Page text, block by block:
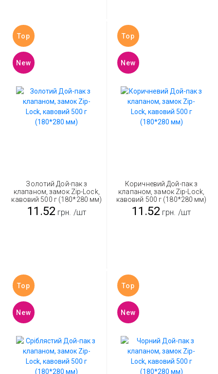
Top
New
Золотий Дой-пак з
клапаном, замок Zip-Lock,
кавовий 500 г (180*280 мм)
11.52 грн. /шт
Top
New
Коричневий Дой-пак з
клапаном, замок Zip-Lock,
кавовий 500 г (180*280 мм)
11.52 грн. /шт
Top
New
Top
New